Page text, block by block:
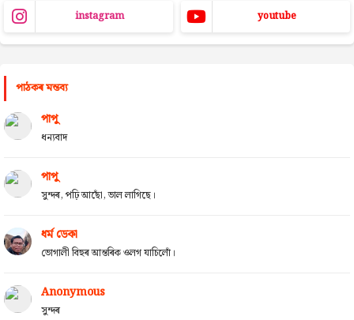
instagram youtube
পাঠকৰ মন্তব্য
পাপু
ধন্যবাদ
পাপু
সুন্দৰ, পঢ়ি আছোঁ, ভাল লাগিছে।
ধৰ্ম ডেকা
ভোগালী বিহুৰ আন্তৰিক ওলগ যাচিলোঁ।
Anonymous
সুন্দৰ